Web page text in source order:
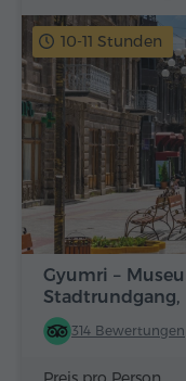
10-11 Stunden
Gyumri –
Stadtrundgang,
314 Bewertungen